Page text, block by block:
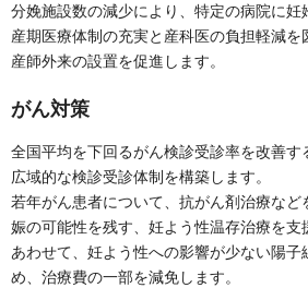
分娩施設数の減少により、特定の病院に妊
産期医療体制の充実と産科医の負担軽減を
産師外来の設置を促進します。
がん対策
全国平均を下回るがん検診受診率を改善す
広域的な検診受診体制を構築します。
若年がん患者について、抗がん剤治療な
娠の可能性を残す、妊よう性温存治療を支
あわせて、妊よう性への影響が少ない陽子
め、治療費の一部を減免します。